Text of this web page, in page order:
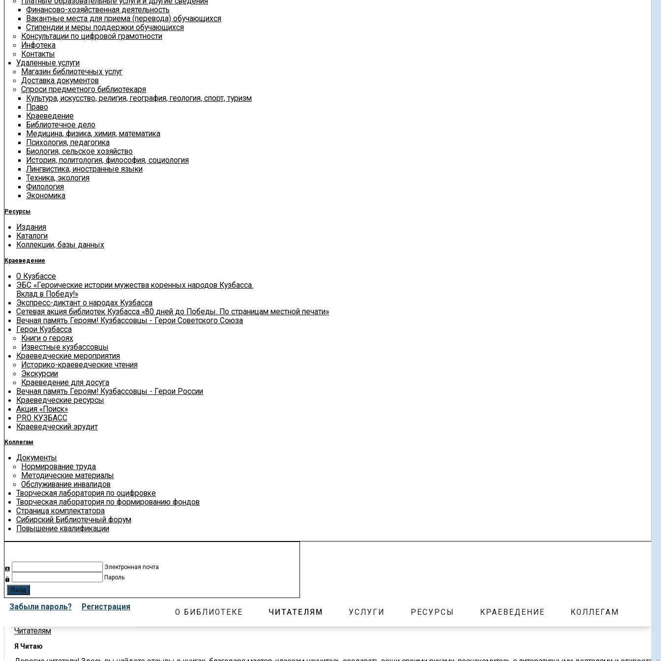
Финансово-хозяйственная деятельность
Вакантные места для приема (перевода) обучающихся
Стипендии и меры поддержки обучающихся
Консультации по цифровой грамотности
Инфотека
Контакты
Удаленные услуги
Магазин библиотечных услуг
Доставка документов
Спроси предметного библиотекаря
Культура, искусство, религия, география, геология, спорт, туризм
Право
Краеведение
Библиотечное дело
Медицина, физика, химия, математика
Психология, педагогика
Биология, сельское хозяйство
История, политология, философия, социология
Лингвистика, иностранные языки
Техника, экология
Филология
Экономика
Ресурсы
Издания
Каталоги
Коллекции, базы данных
Краеведение
О Кузбассе
ЭБС «Героические истории мужества коренных народов Кузбасса.
Вклад в Победу!»
Экспресс-диктант о народах Кузбасса
Сетевая акция библиотек Кузбасса «80 дней до Победы. По страницам местной печати»
Вечная память Героям! Кузбассовцы - Герои Советского Союза
Герои Кузбасса
Книги о героях
Известные кузбассовцы
Краеведческие мероприятия
Историко-краеведческие чтения
Экскурсии
Краеведение для досуга
Вечная память Героям! Кузбассовцы - Герои России
Краеведческие ресурсы
Акция «Поиск»
PRO КУЗБАСС
Краеведческий эрудит
Коллегам
Документы
Нормирование труда
Методические материалы
Обслуживание инвалидов
Творческая лаборатория по оцифровке
Творческая лаборатория по формированию фондов
Страница комплектатора
Сибирский Библиотечный форум
Повышение квалификации
account_box Электронная почта
lock Пароль
Забыли пароль? Регистрация
О БИБЛИОТЕКЕ ЧИТАТЕЛЯМ УСЛУГИ РЕСУРСЫ КРАЕВЕДЕНИЕ КОЛЛЕГАМ
Читателям
Я Читаю